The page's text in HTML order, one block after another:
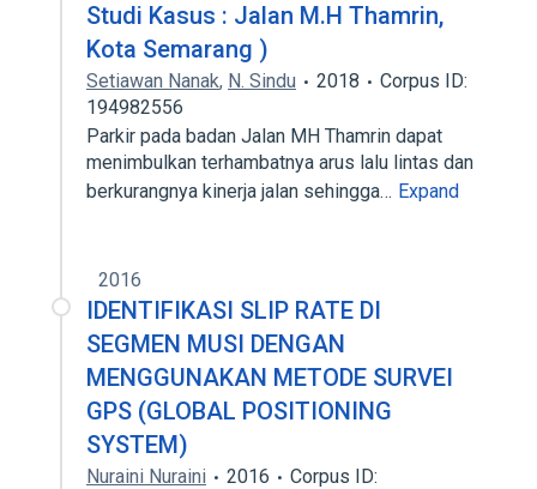
Studi Kasus : Jalan M.H Thamrin,
Kota Semarang )
Setiawan Nanak, N. Sindu 2018
Corpus ID:
194982556
Parkir pada badan Jalan MH Thamrin dapat
menimbulkan terhambatnya arus lalu lintas dan
berkurangnya kinerja jalan sehingga… Expand
2016
IDENTIFIKASI SLIP RATE DI
SEGMEN MUSI DENGAN
MENGGUNAKAN METODE SURVEI
GPS (GLOBAL POSITIONING
SYSTEM)
Nuraini Nuraini 2016
Corpus ID: